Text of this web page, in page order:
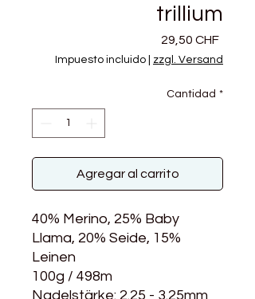
trillium
29,50 CHFPrecio
Impuesto incluido zzgl. Versand
Cantidad *
Agregar al carrito
40% Merino, 25% Baby
Llama, 20% Seide, 15%
Leinen
100g / 498m
Nadelstärke: 2.25 - 3.25mm